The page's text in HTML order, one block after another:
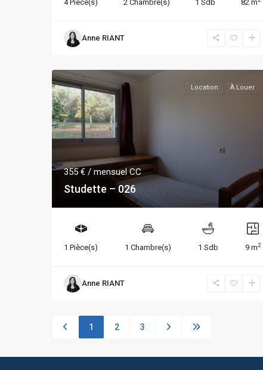
4 Pièce(s) 2 Chambre(s) 1 Sdb 82 m
Anne RIANT
Location À Louer
355 € / mensuel CC
Studette – 026
1 Pièce(s) 1 Chambre(s) 1 Sdb 9 m2
Anne RIANT
1 2 3